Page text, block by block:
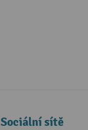
Sociální sítě